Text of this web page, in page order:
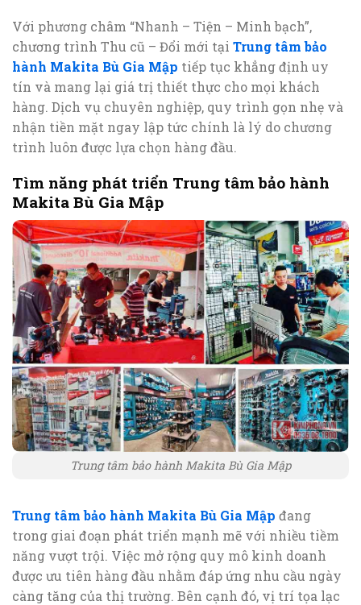
Với phương châm “Nhanh – Tiện – Minh bạch”,
chương trình Thu cũ – Đổi mới tại Trung tâm bảo
hành Makita Bù Gia Mập tiếp tục khẳng định uy
tín và mang lại giá trị thiết thực cho mọi khách
hàng. Dịch vụ chuyên nghiệp, quy trình gọn nhẹ và
nhận tiền mặt ngay lập tức chính là lý do chương
trình luôn được lựa chọn hàng đầu.
Tìm năng phát triển Trung tâm bảo hành
Makita Bù Gia Mập
Trung tâm bảo hành Makita Bù Gia Mập
Trung tâm bảo hành Makita Bù Gia Mập đang
trong giai đoạn phát triển mạnh mẽ với nhiều tiềm
năng vượt trội. Việc mở rộng quy mô kinh doanh
được ưu tiên hàng đầu nhằm đáp ứng nhu cầu ngày
càng tăng của thị trường. Bên cạnh đó, vị trí tọa lạc